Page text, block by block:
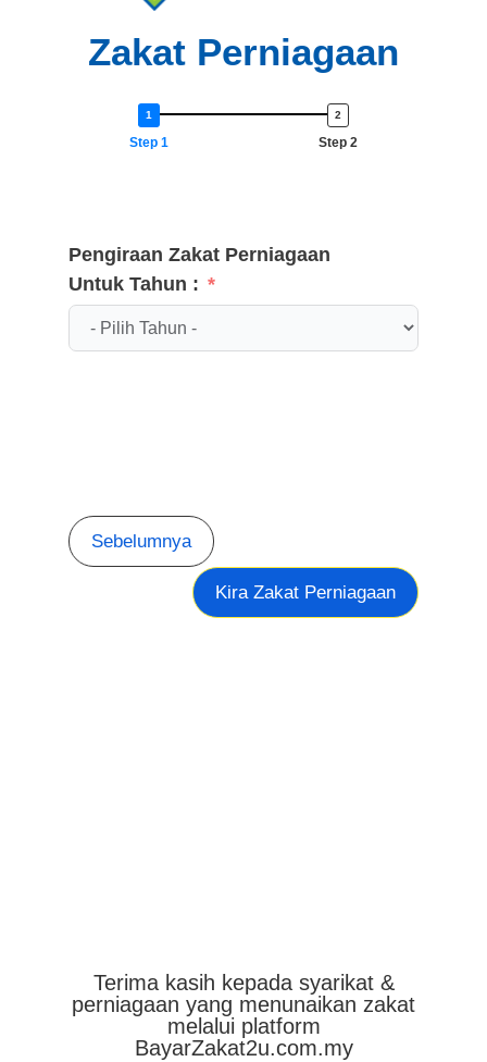
Zakat Perniagaan
Step 1 Step 2
Pengiraan Zakat Perniagaan
Untuk Tahun :
Sebelumnya
Kira Zakat Perniagaan
Terima kasih kepada syarikat &
perniagaan yang menunaikan zakat
melalui platform
BayarZakat2u.com.my